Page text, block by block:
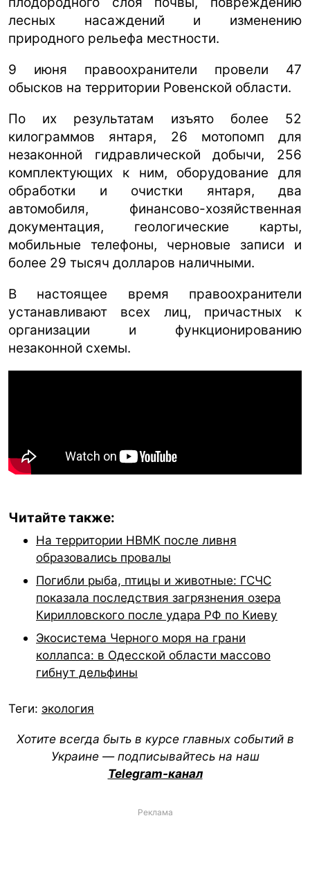
лесных насаждений и изменению
природного рельефа местности.
9 июня правоохранители провели 47
обысков на территории Ровенской области.
По их результатам изъято более 52
килограммов янтаря, 26 мотопомп для
незаконной гидравлической добычи, 256
комплектующих к ним, оборудование для
обработки и очистки янтаря, два
автомобиля, финансово-хозяйственная
документация, геологические карты,
мобильные телефоны, черновые записи и
более 29 тысяч долларов наличными.
В настоящее время правоохранители
устанавливают всех лиц, причастных к
организации и функционированию
незаконной схемы.
Читайте также:
На территории НВМК после ливня
образовались провалы
Погибли рыба, птицы и животные: ГСЧС
показала последствия загрязнения озера
Кирилловского после удара РФ по Киеву
Экосистема Черного моря на грани
коллапса: в Одесской области массово
гибнут дельфины
Теги: экология
Хотите всегда быть в курсе главных событий в
Украине — подписывайтесь на наш
Telegram-канал
Реклама